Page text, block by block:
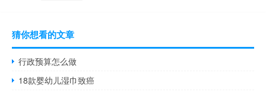
猜你想看的文章
行政预算怎么做
18款婴幼儿湿巾致癌